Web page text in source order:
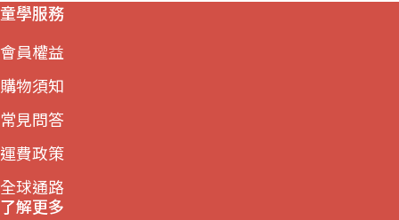
童學服務
會員權益
購物須知
常見問答
運費政策
全球通路
了解更多